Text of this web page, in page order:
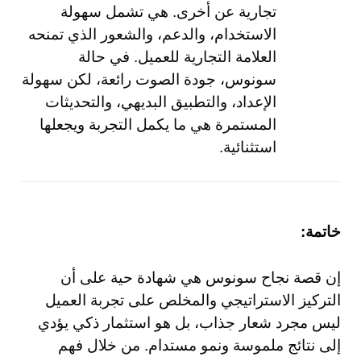
تجارية عن أخرى. هي تشمل سهولة
الاستخدام، والدعم، والشعور الذي تمنحه
العلامة التجارية للعميل. في حالة
سونوس، جودة الصوت رائعة، لكن سهولة
الإعداد، والتطبيق البديهي، والتحديثات
المستمرة هي ما يكمل التجربة ويجعلها
استثنائية.
خاتمة:
إن قصة نجاح سونوس هي شهادة حية على أن
التركيز الاستراتيجي والمخلص على تجربة العميل
ليس مجرد شعار جذاب، بل هو استثمار ذكي يؤدي
إلى نتائج ملموسة ونمو مستدام. من خلال فهم